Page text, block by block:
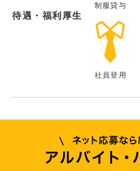
待遇・福利厚生
制服貸与
社員登用